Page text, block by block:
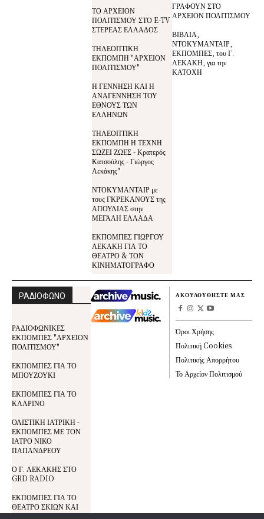
ΤΟ ΑΡΧΕΙΟΝ
ΠΟΛΙΤΙΣΜΟΥ ΣΤΟ E-TV
ΣΤΕΡΕΑΣ ΕΛΛΑΔΟΣ
ΤΗΛΕΟΠΤΙΚΗ
ΕΚΠΟΜΠΗ "ΑΡΧΕΙΟΝ
ΠΟΛΙΤΙΣΜΟΥ"
Η ΓΕΝΝΗΣΗ ΚΑΙ Η
ΑΝΑΓΕΝΝΗΣΗ ΤΟΥ
ΕΘΝΟΥΣ ΤΩΝ
ΕΛΛΗΝΩΝ
ΤΗΛΕΟΠΤΙΚΗ
ΕΚΠΟΜΠΗ Η ΤΕΧΝΗ
ΣΩΖΕΙ ΖΩΕΣ - Κρατερός
Κατσούλης - Γιώργος
Λεκάκης"
ΝΤΟΚΥΜΑΝΤΑΙΡ με
τους ΓΚΡΕΚΑΝΟΥΣ της
ΑΠΟΥΛΙΑΣ στην
ΜΕΓΑΛΗ ΕΛΛΑΔΑ
ΕΚΠΟΜΠΕΣ ΓΙΩΡΓΟΥ
ΛΕΚΑΚΗ ΓΙΑ ΤΟ
ΘΕΑΤΡΟ & ΤΟΝ
ΚΙΝΗΜΑΤΟΓΡΑΦΟ
ΓΡΑΦΟΥΝ ΣΤΟ
ΑΡΧΕΙΟΝ ΠΟΛΙΤΙΣΜΟΥ
ΒΙΒΛΙΑ,
ΝΤΟΚΥΜΑΝΤΑΙΡ,
ΕΚΠΟΜΠΕΣ, του Γ.
ΛΕΚΑΚΗ, για την
ΚΑΤΟΧΗ
ΡΑΔΙΟΦΩΝΟ
ΡΑΔΙΟΦΩΝΙΚΕΣ
ΕΚΠΟΜΠΕΣ "ΑΡΧΕΙΟΝ
ΠΟΛΙΤΙΣΜΟΥ"
ΕΚΠΟΜΠΕΣ ΓΙΑ ΤΟ
ΜΠΟΥΖΟΥΚΙ
ΕΚΠΟΜΠΕΣ ΓΙΑ ΤΟ
ΚΛΑΡΙΝΟ
ΟΛΙΣΤΙΚΗ ΙΑΤΡΙΚΗ -
ΕΚΠΟΜΠΕΣ ΜΕ ΤΟΝ
ΙΑΤΡΟ ΝΙΚΟ
ΠΑΠΑΝΔΡΕΟΥ
Ο Γ. ΛΕΚΑΚΗΣ ΣΤΟ
GRD RADIO
ΕΚΠΟΜΠΕΣ ΓΙΑ ΤΟ
ΘΕΑΤΡΟ ΣΚΙΩΝ ΚΑΙ
ΤΟΝ ΚΑΡΑΓΚΙΟΖΗ
ΑΚΟΥΛΟΥΘΗΣΤΕ ΜΑΣ
Όροι Χρήσης
Πολιτική Cookies
Πολιτικής Απορρήτου
Το Αρχείον Πολιτισμού